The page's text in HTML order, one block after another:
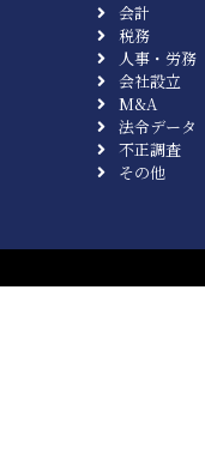
会計
税務
人事・労務
会社設立
M&A
法令データ
不正調査
その他